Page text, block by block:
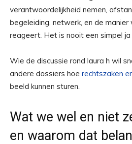
verantwoordelijkheid nemen,
begeleiding, netwerk, en de
reageert. Het is nooit een simpel ja
Wie de discussie rond laura h wil
andere dossiers hoe rechtszaken
beeld kunnen sturen.
Wat we wel en niet
en waarom dat